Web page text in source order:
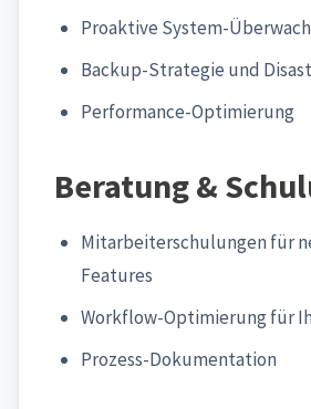
Proaktive System-
Backup-Strategie und
Performance-Optimierung
Beratung &
Mitarbeiterschulungen für
Features
Workflow-Optimierung für
Prozess-Dokumentation